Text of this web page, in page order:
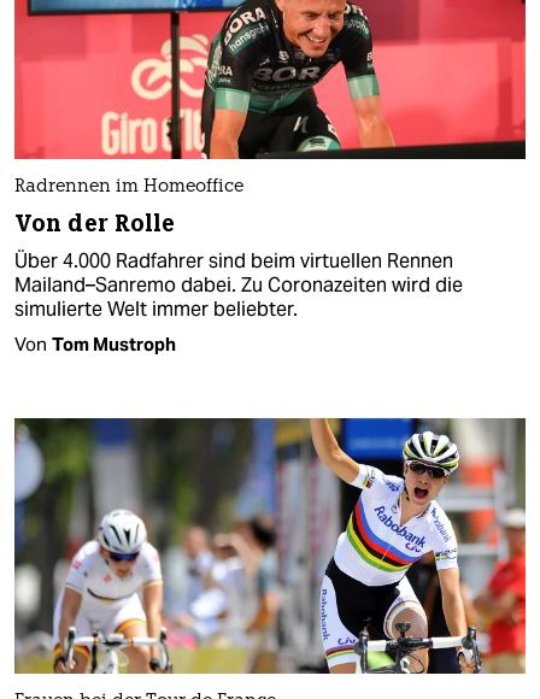
Radrennen im Homeoffice
Von der Rolle
Über 4.000 Radfahrer sind beim virtuellen Rennen
Mailand–Sanremo dabei. Zu Coronazeiten wird die
simulierte Welt immer beliebter.
Von Tom Mustroph